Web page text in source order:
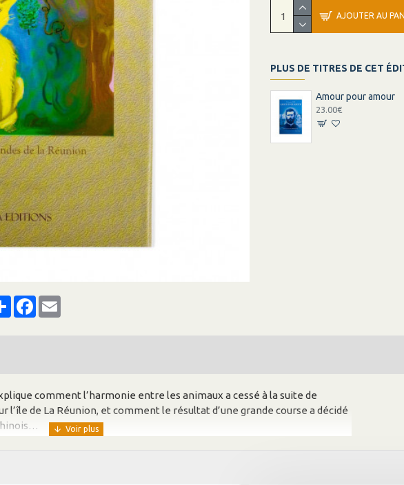
ShareFacebook
Email
AJOUTER AU
PLUS DE TITRES DE CET
Amour pour amour
23.00€
comment l’harmonie entre les animaux a cessé à la suite de
de La Réunion, et comment le résultat d’une grande course a décidé